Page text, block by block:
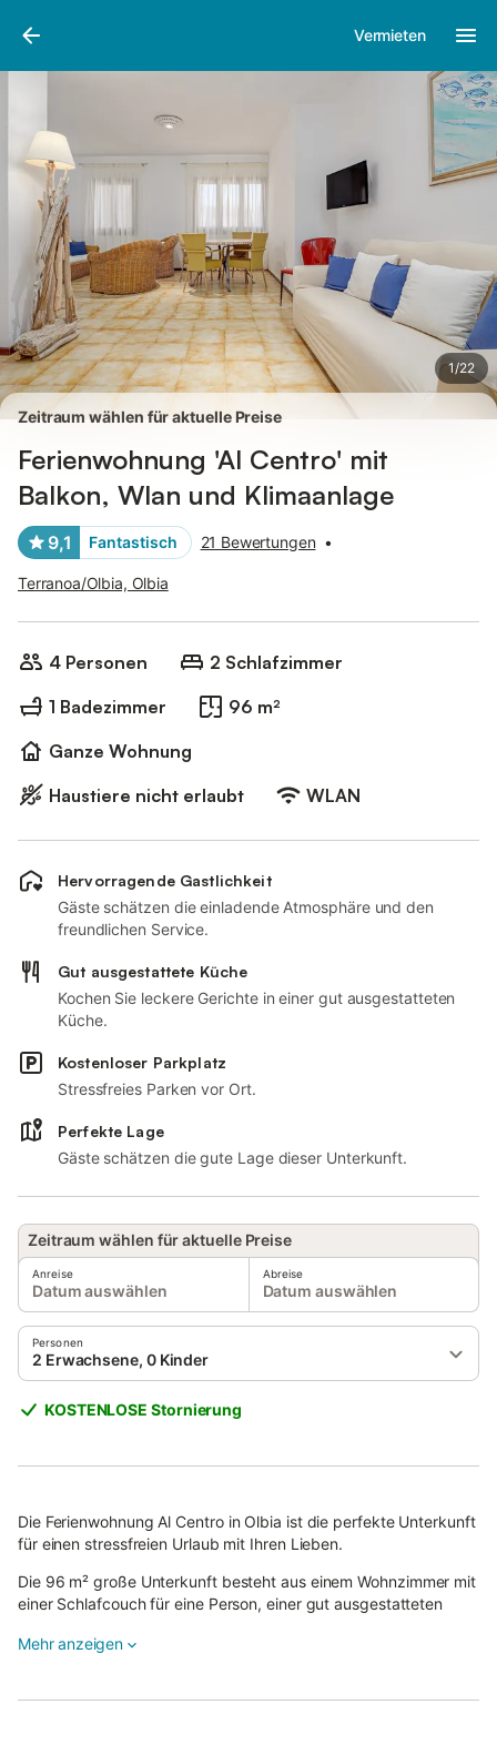
Vermieten
1/22
Bilder
Zeitraum wählen für aktuelle Preise
Ferienwohnung 'Al Centro' mit
Balkon, Wlan und Klimaanlage
9,1 Fantastisch 21 Bewertungen •
Terranoa/Olbia, Olbia
4 Personen
2 Schlafzimmer
1 Badezimmer
96 m²
Ganze Wohnung
Haustiere nicht erlaubt
WLAN
Hervorragende Gastlichkeit
Gäste schätzen die einladende Atmosphäre und den
freundlichen Service.
Gut ausgestattete Küche
Kochen Sie leckere Gerichte in einer gut ausgestatteten
Küche.
Kostenloser Parkplatz
Stressfreies Parken vor Ort.
Perfekte Lage
Gäste schätzen die gute Lage dieser Unterkunft.
Zeitraum wählen für aktuelle Preise
Anreise
Datum auswählen
Abreise
Datum auswählen
Personen
2 Erwachsene, 0 Kinder
KOSTENLOSE Stornierung
Die Ferienwohnung Al Centro in Olbia ist die perfekte Unterkunft
für einen stressfreien Urlaub mit Ihren Lieben.
Die 96 m² große Unterkunft besteht aus einem Wohnzimmer mit
einer Schlafcouch für eine Person, einer gut ausgestatteten
Platz für 5 Personen.
Mehr anzeigen